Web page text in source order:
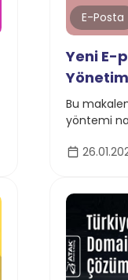
E-Posta
Yeni E-
Bu
yöntemi